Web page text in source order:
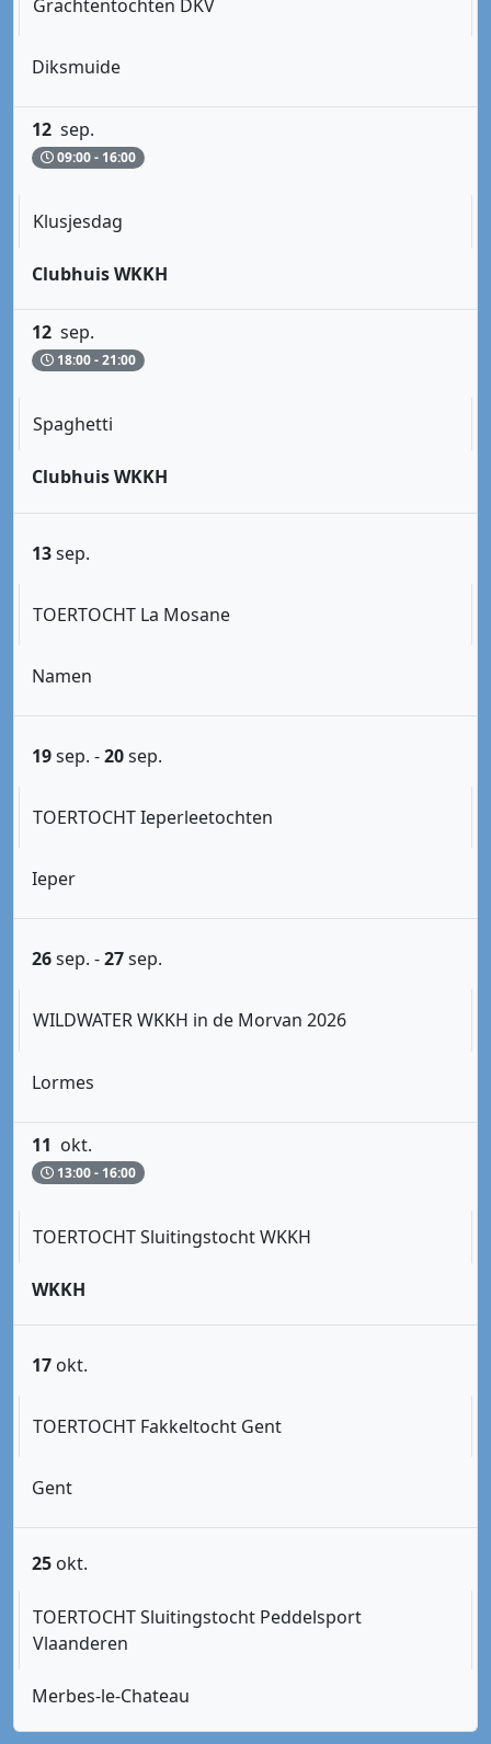
Grachtentochten DKV
Diksmuide
12 sep.
09:00 - 16:00
Klusjesdag
Clubhuis WKKH
12 sep.
18:00 - 21:00
Spaghetti
Clubhuis WKKH
13sep.
TOERTOCHT La Mosane
Namen
19sep. -20sep.
TOERTOCHT Ieperleetochten
Ieper
26sep. -27sep.
WILDWATER WKKH in de Morvan 2026
Lormes
11 okt.
13:00 - 16:00
TOERTOCHT Sluitingstocht WKKH
WKKH
17 okt.
TOERTOCHT Fakkeltocht Gent
Gent
25 okt.
TOERTOCHT Sluitingstocht Peddelsport
Vlaanderen
Merbes-le-Chateau